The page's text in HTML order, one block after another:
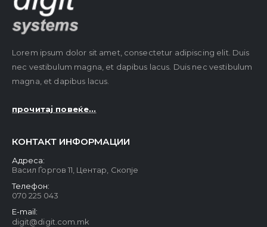
Lorem ipsum dolor sit amet, consectetur adipiscing elit. Duis
nec vestibulum magna, et dapibus lacus. Duis nec vestibulum
magna, et dapibus lacus.
прочитај повеќе...
КОНТАКТ ИНФОРМАЦИИ
Адреса:
Васил Ѓоргов 11, Центар, Скопје
Телефон:
070 225 043
E-mail:
digit@digit.com.mk